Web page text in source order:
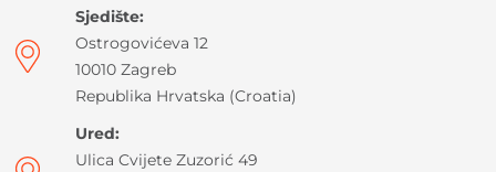
Sjedište:
Ostrogovićeva 12
10010 Zagreb
Republika Hrvatska (Croatia)
Ured:
Ulica Cvijete Zuzorić 49